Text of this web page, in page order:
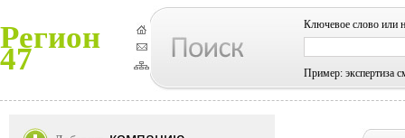
Регион
47
Ключевое слово или
Пример: экспертиза